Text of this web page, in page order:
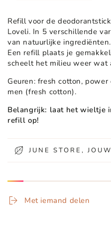
Refill voor de
Loveli. In 5 verschillende
van natuurlijke ingrediënten.
Een refill plaats je
scheelt het milieu weer wat
Geuren: fresh cotton,
men (fresh cotton).
Belangrijk: laat het wieltje
refill op!
JUNE STORE,
Met iemand delen